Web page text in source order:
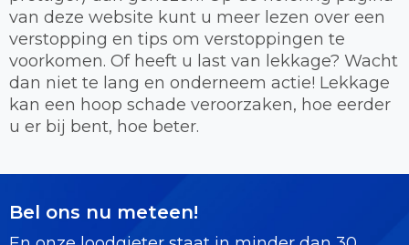
van deze website kunt u meer lezen over een
verstopping en tips om verstoppingen te
voorkomen. Of heeft u last van lekkage? Wacht
dan niet te lang en onderneem actie! Lekkage
kan een hoop schade veroorzaken, hoe eerder
u er bij bent, hoe beter.
Bel ons nu meteen!